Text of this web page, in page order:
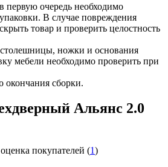
первую очередь необходимо
В случае повреждения
товар и проверить целостность
ножки и основания
мебели необходимо проверить при
окончания сборки.
Альянс 2.0
покупателей (1)